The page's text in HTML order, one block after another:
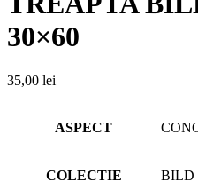
30×60
35,00 lei
ASPECT
COLECTIE BILD